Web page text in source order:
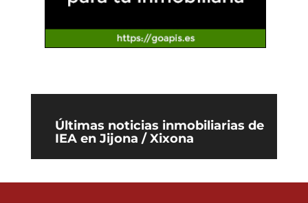
Últimas noticias inmobiliarias de
IEA en Jijona / Xixona